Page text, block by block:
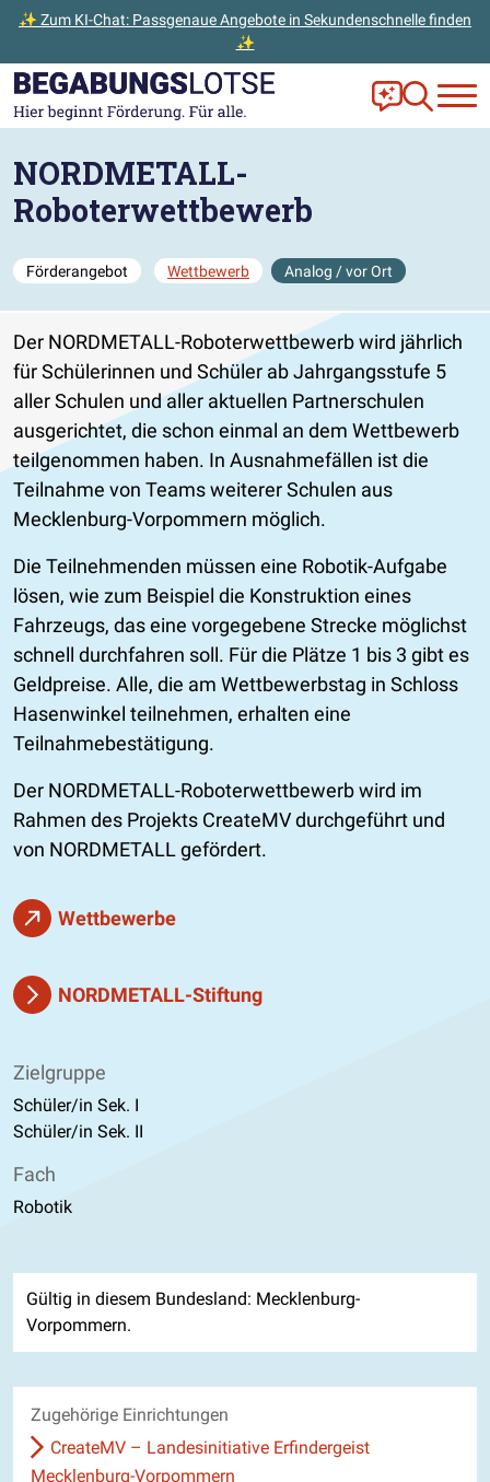
✨ Zum KI-Chat: Passgenaue Angebote in Sekundenschnelle finden
✨
Zum Hauptinhalt der Seite springen
Zur Startseite gehen Frag Ella!
Zur
NORDMETALL-
Roboterwettbewerb
Förderangebot Wettbewerb Analog / vor Ort
Der NORDMETALL-Roboterwettbewerb wird jährlich
für Schülerinnen und Schüler ab Jahrgangsstufe 5
aller Schulen und aller aktuellen Partnerschulen
ausgerichtet, die schon einmal an dem Wettbewerb
teilgenommen haben. In Ausnahmefällen ist die
Teilnahme von Teams weiterer Schulen aus
Mecklenburg-Vorpommern möglich.
Die Teilnehmenden müssen eine Robotik-Aufgabe
lösen, wie zum Beispiel die Konstruktion eines
Fahrzeugs, das eine vorgegebene Strecke möglichst
schnell durchfahren soll. Für die Plätze 1 bis 3 gibt es
Geldpreise. Alle, die am Wettbewerbstag in Schloss
Hasenwinkel teilnehmen, erhalten eine
Teilnahmebestätigung.
Der NORDMETALL-Roboterwettbewerb wird im
Rahmen des Projekts CreateMV durchgeführt und
von NORDMETALL gefördert.
Wettbewerbe
NORDMETALL-Stiftung
Zielgruppe
Schüler/in Sek. I
Schüler/in Sek. II
Fach
Robotik
Gültig in diesem Bundesland: Mecklenburg-
Vorpommern.
Zugehörige Einrichtungen
CreateMV – Landesinitiative Erfindergeist
Mecklenburg-Vorpommern